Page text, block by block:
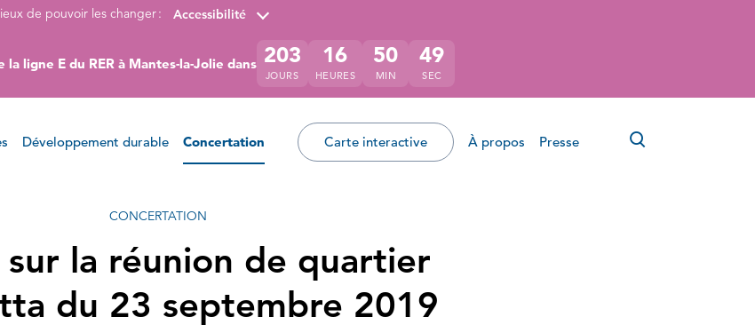
de pouvoir les changer : Accessibilité
ligne E du RER à Mantes-la-Jolie dans 203
JOURS
16
HEURES
50
MIN
48
SEC
Développement durable Concertation Carte interactive À propos Presse
CONCERTATION
sur la réunion de quartier
du 23 septembre 2019